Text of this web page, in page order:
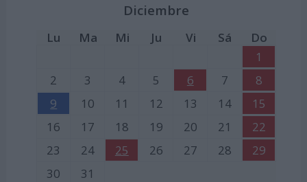
Diciembre
Lu Ma Mi Ju Vi Sá
Do
1
2
3 4 5 6 7
8
9
10 11 12 13 14
15
16
17 18 19 20 21
22
23
24 25 26 27 28
29
30
31